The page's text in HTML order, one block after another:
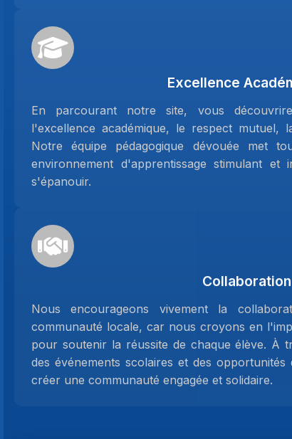
Excellence
En parcourant notre site, vous
l'excellence académique, le respect mutuel,
Notre équipe pédagogique dévouée
environnement d'apprentissage stimulant
s'épanouir.
Collaboration
Nous encourageons vivement la
communauté locale, car nous croyons en
pour soutenir la réussite de chaque élève. À
des événements scolaires et des
créer une communauté engagée et solidaire.